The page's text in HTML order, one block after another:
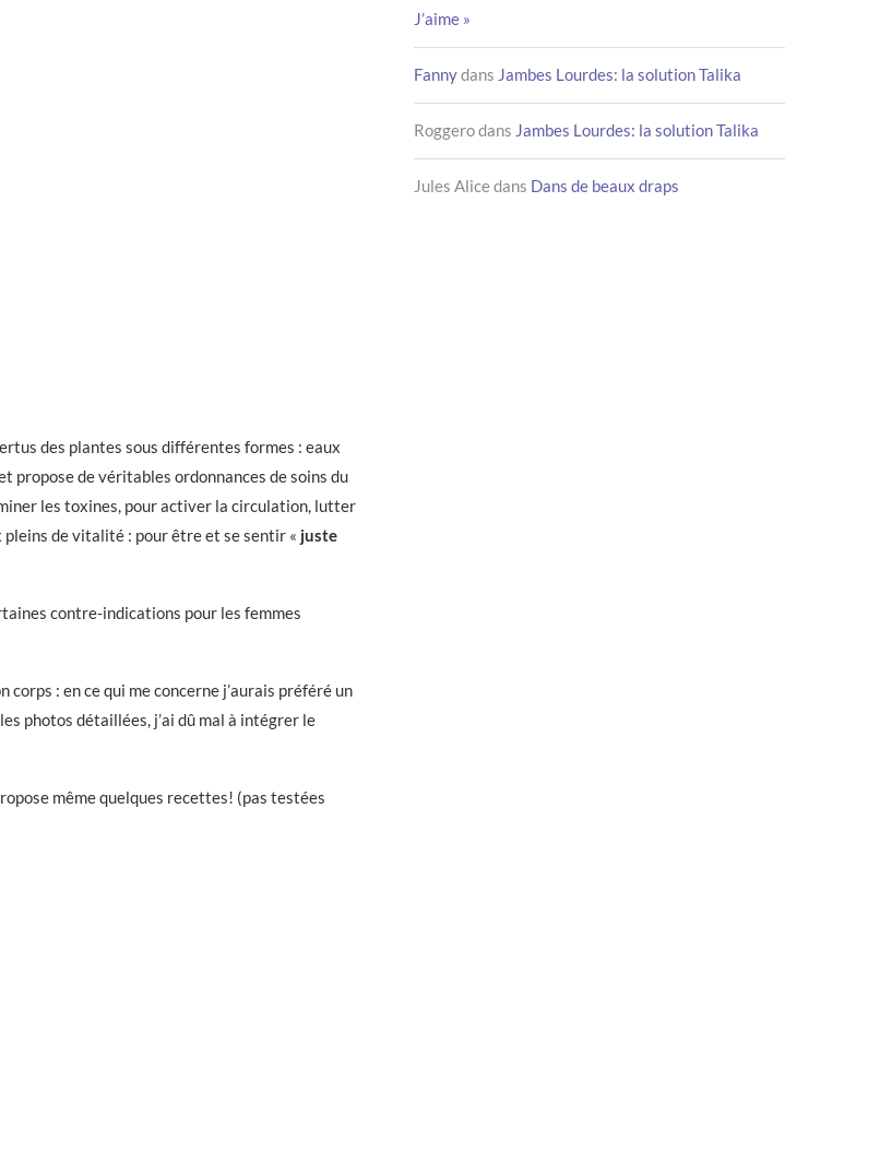
des plantes sous différentes formes : eaux
propose de véritables ordonnances de soins du
les toxines, pour activer la circulation, lutter
de vitalité : pour être et se sentir « juste
contre-indications pour les femmes
corps : en ce qui me concerne j’aurais préféré un
photos détaillées, j’ai dû mal à intégrer le
même quelques recettes! (pas testées
J’aime »
Fannydans Jambes Lourdes: la solution Talika
Roggerodans Jambes Lourdes: la solution Talika
Jules Alicedans Dans de beaux draps